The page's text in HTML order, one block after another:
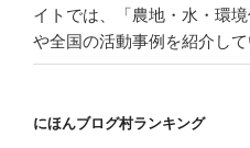
イトでは、「農地・水・環
や全国の活動事例を紹介して
にほんブログ村ランキング